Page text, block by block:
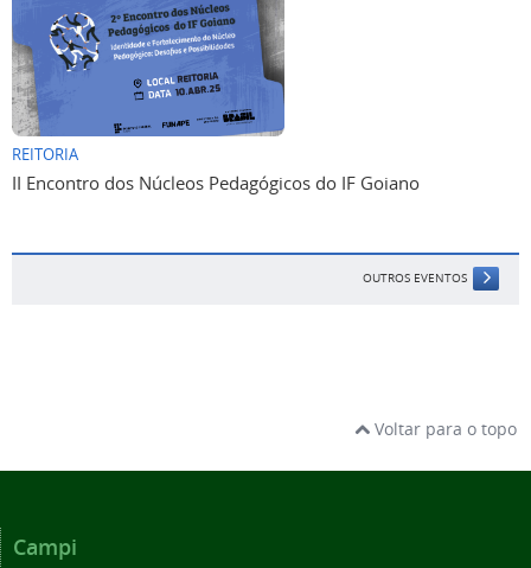
REITORIA
II Encontro dos Núcleos Pedagógicos do IF Goiano
OUTROS EVENTOS
Voltar para o topo
Campi